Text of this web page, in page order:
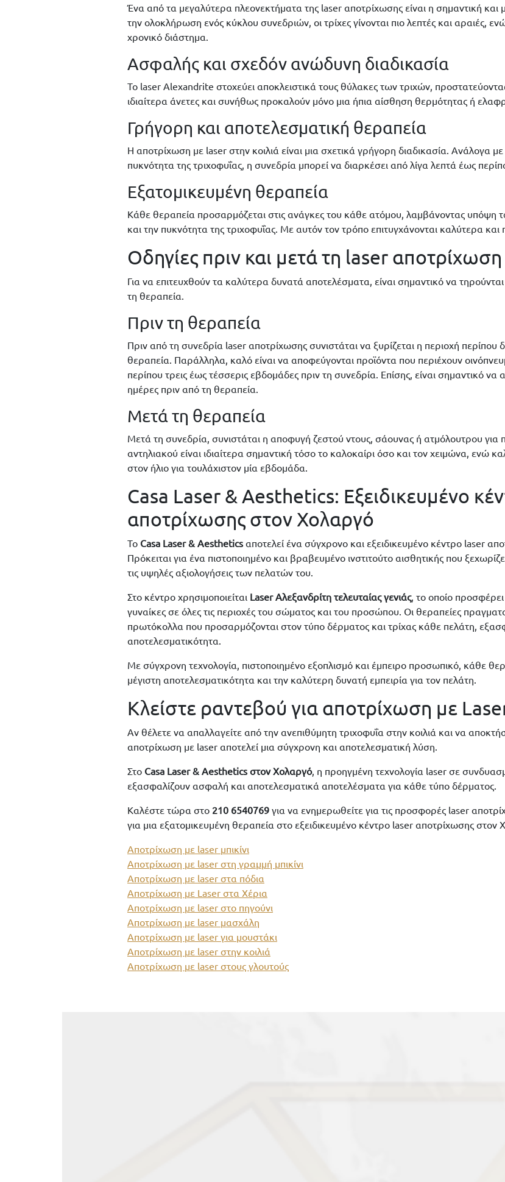
Ένα από τα μεγαλύτερα πλεονεκτήματα της laser αποτρίχωσης είναι η σημαντική
την ολοκλήρωση ενός κύκλου συνεδριών, οι τρίχες γίνονται πιο λεπτές και αραιές,
χρονικό διάστημα.
Ασφαλής και σχεδόν ανώδυνη διαδικασία
Το laser Alexandrite στοχεύει αποκλειστικά τους θύλακες των τριχών,
ιδιαίτερα άνετες και συνήθως προκαλούν μόνο μια ήπια αίσθηση θερμότητας ή
Γρήγορη και αποτελεσματική θεραπεία
Η αποτρίχωση με laser στην κοιλιά είναι μια σχετικά γρήγορη διαδικασία. Ανάλογα
πυκνότητα της τριχοφυΐας, η συνεδρία μπορεί να διαρκέσει από λίγα λεπτά έως
Εξατομικευμένη θεραπεία
Κάθε θεραπεία προσαρμόζεται στις ανάγκες του κάθε ατόμου, λαμβάνοντας υπόψη
και την πυκνότητα της τριχοφυΐας. Με αυτόν τον τρόπο επιτυγχάνονται καλύτερα
Οδηγίες πριν και μετά τη laser αποτρίχωση
Για να επιτευχθούν τα καλύτερα δυνατά αποτελέσματα, είναι σημαντικό να
τη θεραπεία.
Πριν τη θεραπεία
Πριν από τη συνεδρία laser αποτρίχωσης συνιστάται να ξυρίζεται η περιοχή περίπου
θεραπεία. Παράλληλα, καλό είναι να αποφεύγονται προϊόντα που περιέχουν
περίπου τρεις έως τέσσερις εβδομάδες πριν τη συνεδρία. Επίσης, είναι σημαντικό να
ημέρες πριν από τη θεραπεία.
Μετά τη θεραπεία
Μετά τη συνεδρία, συνιστάται η αποφυγή ζεστού ντους, σάουνας ή ατμόλουτρου
αντηλιακού είναι ιδιαίτερα σημαντική τόσο το καλοκαίρι όσο και τον χειμώνα, ενώ
στον ήλιο για τουλάχιστον μία εβδομάδα.
Casa Laser & Aesthetics: Εξειδικευμένο
αποτρίχωσης στον Χολαργό
Το Casa Laser & Aesthetics αποτελεί ένα σύγχρονο και εξειδικευμένο κέντρο laser
Πρόκειται για ένα πιστοποιημένο και βραβευμένο ινστιτούτο αισθητικής που
τις υψηλές αξιολογήσεις των πελατών του.
Στο κέντρο χρησιμοποιείται Laser Αλεξανδρίτη τελευταίας γενιάς, το οποίο
γυναίκες σε όλες τις περιοχές του σώματος και του προσώπου. Οι θεραπείες
πρωτόκολλα που προσαρμόζονται στον τύπο δέρματος και τρίχας κάθε πελάτη,
αποτελεσματικότητα.
Με σύγχρονη τεχνολογία, πιστοποιημένο εξοπλισμό και έμπειρο προσωπικό, κάθε
μέγιστη αποτελεσματικότητα και την καλύτερη δυνατή εμπειρία για τον πελάτη.
Κλείστε ραντεβού για αποτρίχωση με
Αν θέλετε να απαλλαγείτε από την ανεπιθύμητη τριχοφυΐα στην κοιλιά και να
αποτρίχωση με laser αποτελεί μια σύγχρονη και αποτελεσματική λύση.
Στο Casa Laser & Aesthetics στον Χολαργό, η προηγμένη τεχνολογία laser σε
εξασφαλίζουν ασφαλή και αποτελεσματικά αποτελέσματα για κάθε τύπο δέρματος.
Καλέστε τώρα στο 210 6540769 για να ενημερωθείτε για τις προσφορές laser
για μια εξατομικευμένη θεραπεία στο εξειδικευμένο κέντρο laser αποτρίχωσης στον
Αποτρίχωση με laser μπικίνι
Αποτρίχωση με laser στη γραμμή μπικίνι
Αποτρίχωση με laser στα πόδια
Αποτρίχωση με Laser στα Χέρια
Αποτρίχωση με laser στο πηγούνι
Αποτρίχωση με laser μασχάλη
Αποτρίχωση με laser για μουστάκι
Αποτρίχωση με laser στην κοιλιά
Αποτρίχωση με laser στους γλουτούς